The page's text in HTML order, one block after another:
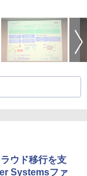
ウド移行を支
Systemsファ